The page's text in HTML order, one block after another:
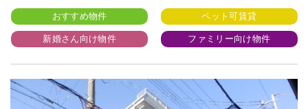
おすすめ物件 ペット可賃貸
新婚さん向け物件 ファミリー向け物件